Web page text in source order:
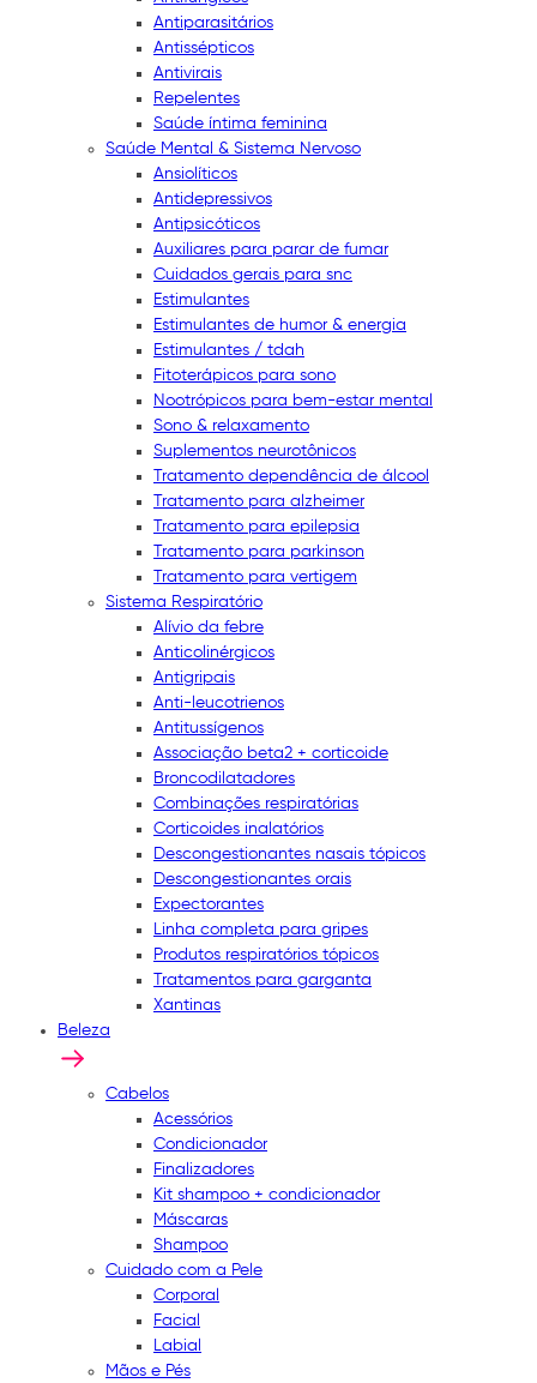
Antiparasitários
Antissépticos
Antivirais
Repelentes
Saúde íntima feminina
Saúde Mental & Sistema Nervoso
Ansiolíticos
Antidepressivos
Antipsicóticos
Auxiliares para parar de fumar
Cuidados gerais para snc
Estimulantes
Estimulantes de humor & energia
Estimulantes / tdah
Fitoterápicos para sono
Nootrópicos para bem-estar mental
Sono & relaxamento
Suplementos neurotônicos
Tratamento dependência de álcool
Tratamento para alzheimer
Tratamento para epilepsia
Tratamento para parkinson
Tratamento para vertigem
Sistema Respiratório
Alívio da febre
Anticolinérgicos
Antigripais
Anti-leucotrienos
Antitussígenos
Associação beta2 + corticoide
Broncodilatadores
Combinações respiratórias
Corticoides inalatórios
Descongestionantes nasais tópicos
Descongestionantes orais
Expectorantes
Linha completa para gripes
Produtos respiratórios tópicos
Tratamentos para garganta
Xantinas
Beleza
Cabelos
Acessórios
Condicionador
Finalizadores
Kit shampoo + condicionador
Máscaras
Shampoo
Cuidado com a Pele
Corporal
Facial
Labial
Mãos e Pés